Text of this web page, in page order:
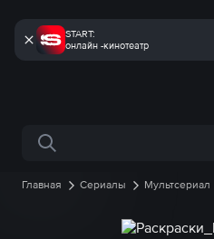
START:
онлайн -кинотеатр
Поиск по сайту
Главная Сериалы Мультсериал